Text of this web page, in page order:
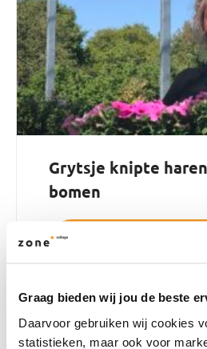
Graag bieden wij jou de beste
Daarvoor gebruiken wij cookies
statistieken, maar ook voor
Grytsje knipte
bomen